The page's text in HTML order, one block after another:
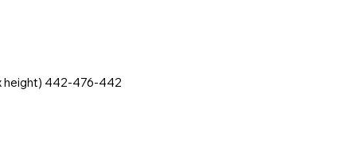
height) 442-476-442